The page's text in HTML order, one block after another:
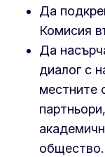
Да
Комисия
Да
диалог с
местните